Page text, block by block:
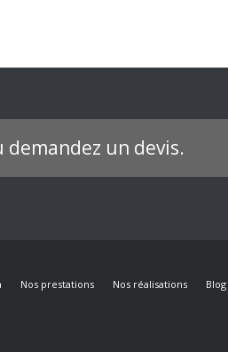
demandez un devis.
Nos prestations Nos réalisations Blog